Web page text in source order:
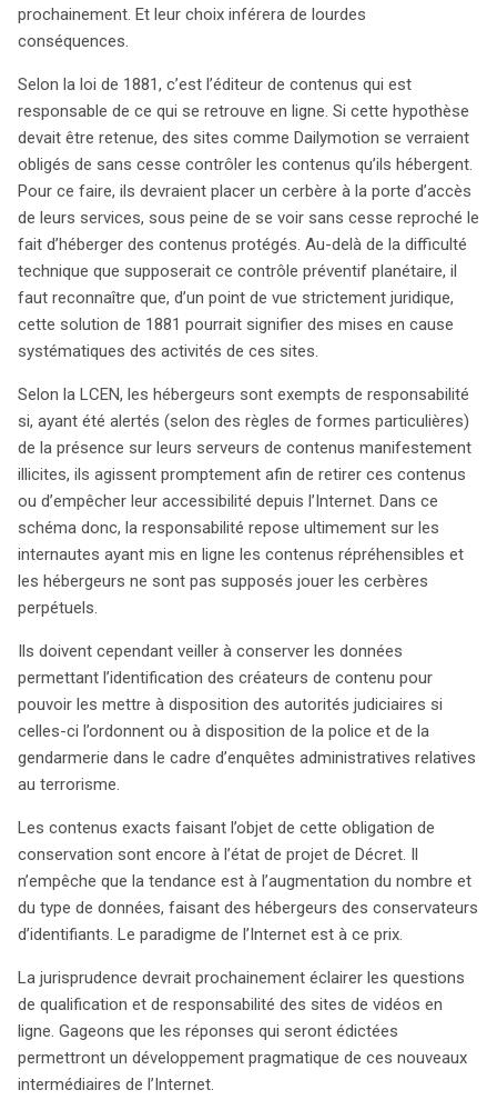
prochainement. Et leur choix inférera de lourdes
conséquences.
Selon la loi de 1881, c’est l’éditeur de contenus qui est
responsable de ce qui se retrouve en ligne. Si cette hypothèse
devait être retenue, des sites comme Dailymotion se verraient
obligés de sans cesse contrôler les contenus qu’ils hébergent.
Pour ce faire, ils devraient placer un cerbère à la porte d’accès
de leurs services, sous peine de se voir sans cesse reproché le
fait d’héberger des contenus protégés. Au-delà de la difficulté
technique que supposerait ce contrôle préventif planétaire, il
faut reconnaître que, d’un point de vue strictement juridique,
cette solution de 1881 pourrait signifier des mises en cause
systématiques des activités de ces sites.
Selon la LCEN, les hébergeurs sont exempts de responsabilité
si, ayant été alertés (selon des règles de formes particulières)
de la présence sur leurs serveurs de contenus manifestement
illicites, ils agissent promptement afin de retirer ces contenus
ou d’empêcher leur accessibilité depuis l’Internet. Dans ce
schéma donc, la responsabilité repose ultimement sur les
internautes ayant mis en ligne les contenus répréhensibles et
les hébergeurs ne sont pas supposés jouer les cerbères
perpétuels.
Ils doivent cependant veiller à conserver les données
permettant l’identification des créateurs de contenu pour
pouvoir les mettre à disposition des autorités judiciaires si
celles-ci l’ordonnent ou à disposition de la police et de la
gendarmerie dans le cadre d’enquêtes administratives relatives
au terrorisme.
Les contenus exacts faisant l’objet de cette obligation de
conservation sont encore à l’état de projet de Décret. Il
n’empêche que la tendance est à l’augmentation du nombre et
du type de données, faisant des hébergeurs des conservateurs
d’identifiants. Le paradigme de l’Internet est à ce prix.
La jurisprudence devrait prochainement éclairer les questions
de qualification et de responsabilité des sites de vidéos en
ligne. Gageons que les réponses qui seront édictées
permettront un développement pragmatique de ces nouveaux
intermédiaires de l’Internet.